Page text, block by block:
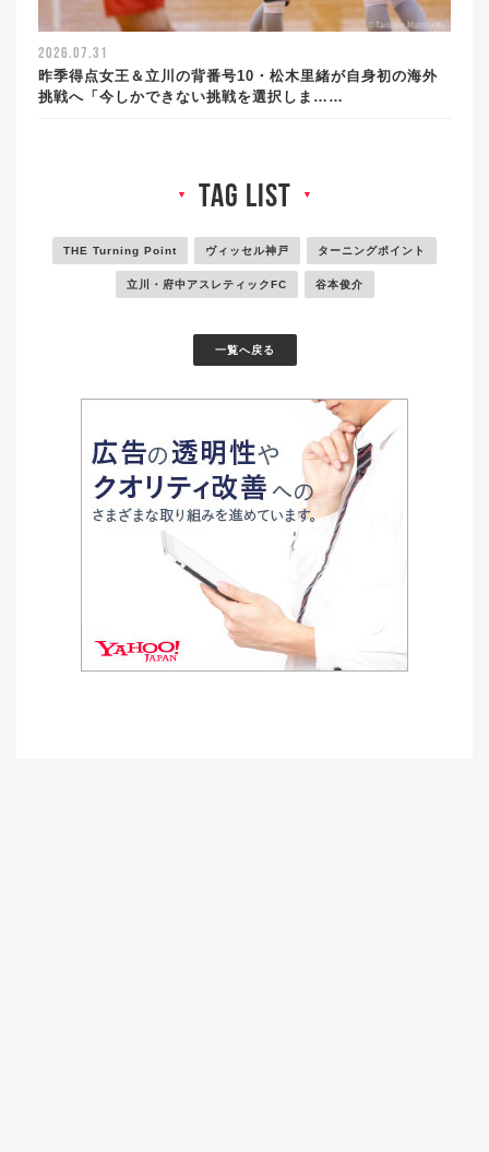
2026.07.31
昨季得点女王＆立川の背番号10・松木里緒が自身初の海外
挑戦へ「今しかできない挑戦を選択しま……
▼ tag list ▼
THE Turning Point ヴィッセル神戸 ターニングポイント
立川・府中アスレティックFC 谷本俊介
一覧へ戻る